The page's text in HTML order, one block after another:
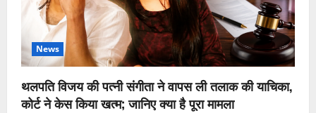
सुपरकंप्यूटर
का
उद्घाटन;
3000
से
ज्यादा
छात्रों
मिली
डिग्री
News
थलपति विजय की पत्नी संगीता ने वापस ली तलाक की याचिका,
कोर्ट ने केस किया खत्म; जानिए क्या है पूरा मामला